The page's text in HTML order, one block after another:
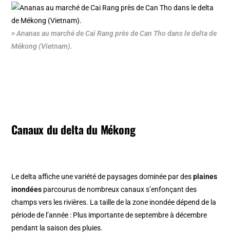
> Ananas au marché de Cai Rang près de Can Tho dans le delta de
Mékong (Vietnam).
Canaux du delta du Mékong
Le delta affiche une variété de paysages dominée par desplaines
inondées parcourus de nombreux canaux s’enfonçant des
champs vers les rivières. La taille de la zone inondée dépend de la
période de l’année : Plus importante de septembre à décembre
pendant la saison des pluies.